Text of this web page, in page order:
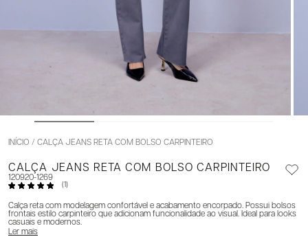
INÍCIO CALÇA JEANS RETA COM BOLSO CARPINTEIRO
CALÇA JEANS RETA COM BOLSO CARPINTEIRO
120920-1269
(1)
Calça reta com modelagem confortável e acabamento encorpado. Possui bolsos
frontais estilo carpinteiro que adicionam funcionalidade ao visual. Ideal para looks
casuais e modernos.
Ler mais